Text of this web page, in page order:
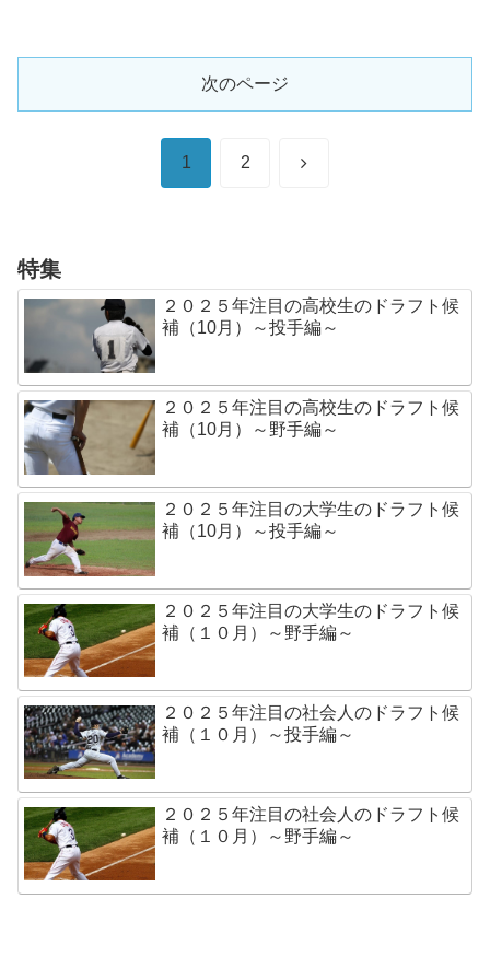
次のページ
1 2 次
特集
２０２５年注目の高校生のドラフト候
補（10月）～投手編～
２０２５年注目の高校生のドラフト候
補（10月）～野手編～
２０２５年注目の大学生のドラフト候
補（10月）～投手編～
２０２５年注目の大学生のドラフト候
補（１０月）～野手編～
２０２５年注目の社会人のドラフト候
補（１０月）～投手編～
２０２５年注目の社会人のドラフト候
補（１０月）～野手編～